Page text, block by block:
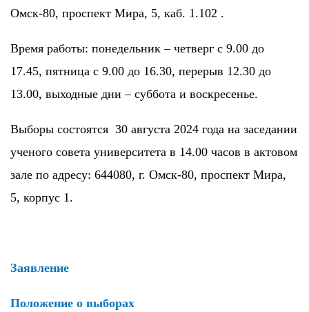
Омск-80, проспект Мира, 5, каб. 1.102 .
Время работы: понедельник – четверг с 9.00 до
17.45, пятница с 9.00 до 16.30, перерыв 12.30 до
13.00, выходные дни – суббота и воскресенье.
Выборы состоятся 30 августа 2024 года на заседании
ученого совета университета в 14.00 часов в актовом
зале по адресу: 644080, г. Омск-80, проспект Мира,
5, корпус 1.
Заявление
Положение о выборах